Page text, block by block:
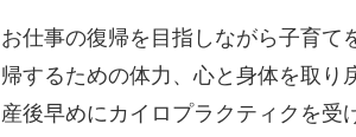
お仕事の復帰を目指しながら子育て
帰するための体力、心と身体を取り
産後早めにカイロプラクティクを受